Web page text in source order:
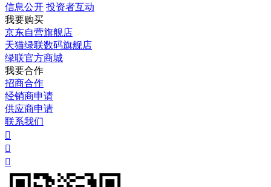
信息公开 投资者互动
我要购买
京东自营旗舰店
天猫绿联数码旗舰店
绿联官方商城
我要合作
招商合作
经销商申请
供应商申请
联系我们


